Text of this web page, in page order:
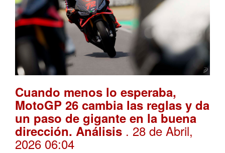
Cuando menos lo esperaba,
MotoGP 26 cambia las reglas y da
un paso de gigante en la buena
dirección. Análisis . 28 de Abril,
2026 06:04